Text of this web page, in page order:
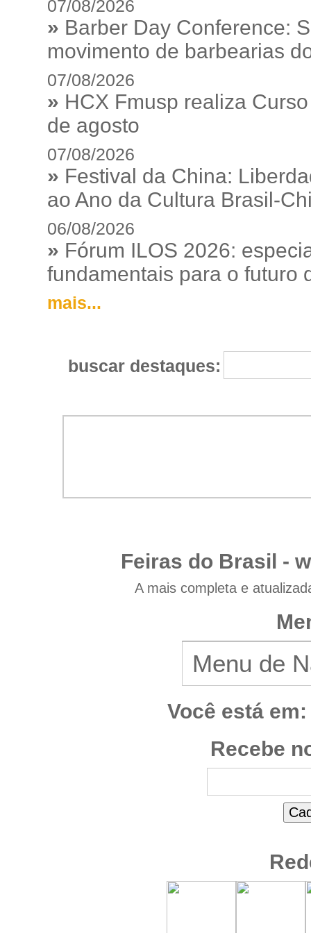
07/08/2026
» Barber Day Conference:
movimento de barbearias
07/08/2026
» HCX Fmusp realiza
de agosto
07/08/2026
» Festival da China:
ao Ano da Cultura Brasil-
06/08/2026
» Fórum ILOS 2026:
fundamentais para o futuro
mais...
buscar destaques:
Feiras do Brasil -
A mais completa e
Você está em:
Recebe